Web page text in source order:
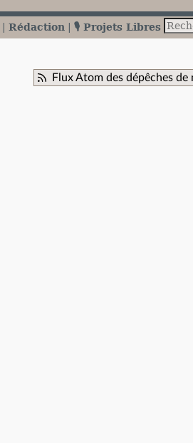
Rédaction 🎙️ Projets Libres
Flux Atom des dépêches de